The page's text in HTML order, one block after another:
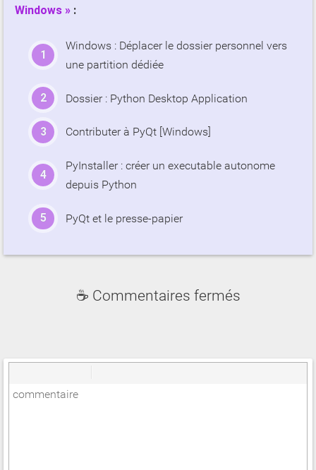
Windows
:
Windows : Déplacer le dossier personnel vers
une partition dédiée
Dossier : Python Desktop Application
Contributer à PyQt [Windows]
PyInstaller : créer un executable autonome
depuis Python
PyQt et le presse-papier
☕ Commentaires fermés